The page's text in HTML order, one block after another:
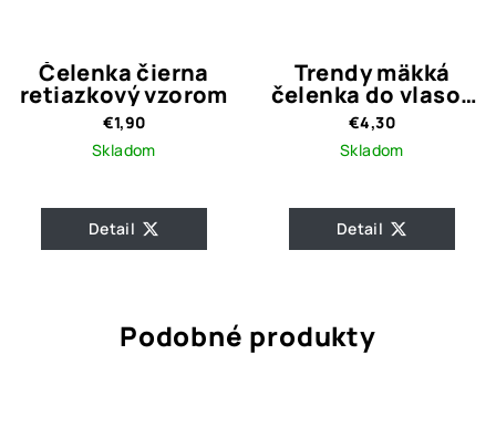
Čelenka čierna
retiazkový vzorom
€1,90
Skladom
Detail
Trendy mäkká
čelenka do vlasov
/ cyklámenovo
fialová
€4,30
Skladom
Detail
Podobné produkty